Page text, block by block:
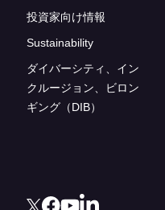
投資家向け情報
Sustainability
ダイバーシティ、イン
クルージョン、ビロン
ギング（DIB）